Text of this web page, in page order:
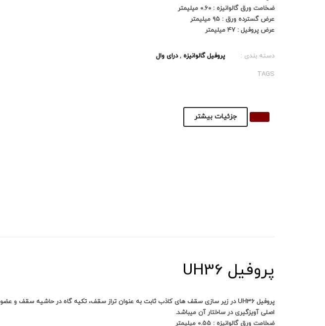
ضخامت ورق گالوانیزه : ۰.۶۰ میلیمتر
عرض گسترده ورق : ۹۵ میلیمتر
عرض پروفیل : ۴۷ میلیمتر
دسته بندی : پروفیل گالوانیزه ,درای وال
TAGS
جزئیات بیشتر
پروفیل UH36
پروفیل UH36 در زیر سازی سقف های کاذب ثابت به عنوان تراز سقف، تکیه گاه در حاشیه سقف و عضو
اصلی آویزگیری در ساختار آن میباشد.
ضخامت ورق گالوانیزه : ۰.۵۵ میلیمتر